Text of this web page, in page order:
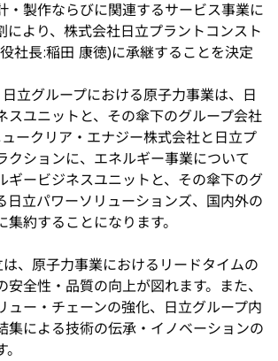
・製作ならびに関連するサービス事業に
により、株式会社日立プラントコンスト
社長:稲田 康徳)に承継することを決定
立グループにおける原子力事業は、日
スユニットと、その傘下のグループ会社
ークリア・エナジー株式会社と日立プ
クションに、エネルギー事業について
ギービジネスユニットと、その傘下のグ
日立パワーソリューションズ、国内外の
約することになります。
、原子力事業におけるリードタイムの
安全性・品質の向上が図れます。また、
ュー・チェーンの強化、日立グループ内
集による技術の伝承・イノベーションの